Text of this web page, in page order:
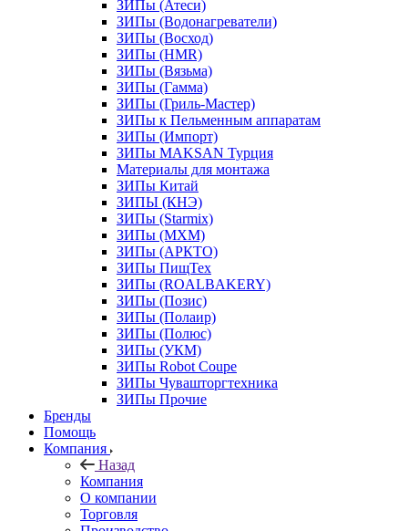
ЗИПы (Атеси)
ЗИПы (Водонагреватели)
ЗИПы (Восход)
ЗИПы (HMR)
ЗИПы (Вязьма)
ЗИПы (Гамма)
ЗИПы (Гриль-Мастер)
ЗИПы к Пельменным аппаратам
ЗИПы (Импорт)
ЗИПы MAKSAN Турция
Материалы для монтажа
ЗИПы Китай
ЗИПЫ (КНЭ)
ЗИПы (Starmix)
ЗИПы (МХМ)
ЗИПы (АРКТО)
ЗИПы ПищТех
ЗИПы (ROALBAKERY)
ЗИПы (Позис)
ЗИПы (Полаир)
ЗИПы (Полюс)
ЗИПы (УКМ)
ЗИПы Robot Coupe
ЗИПы Чувашторгтехника
ЗИПы Прочие
Бренды
Помощь
Компания
Назад
Компания
О компании
Торговля